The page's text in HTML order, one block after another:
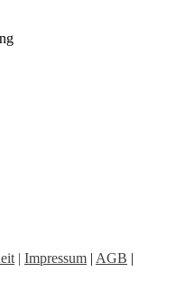
| Impressum | AGB |